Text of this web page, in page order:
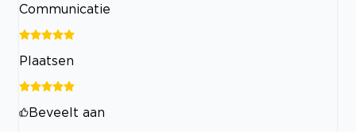
Communicatie
Plaatsen
Beveelt aan